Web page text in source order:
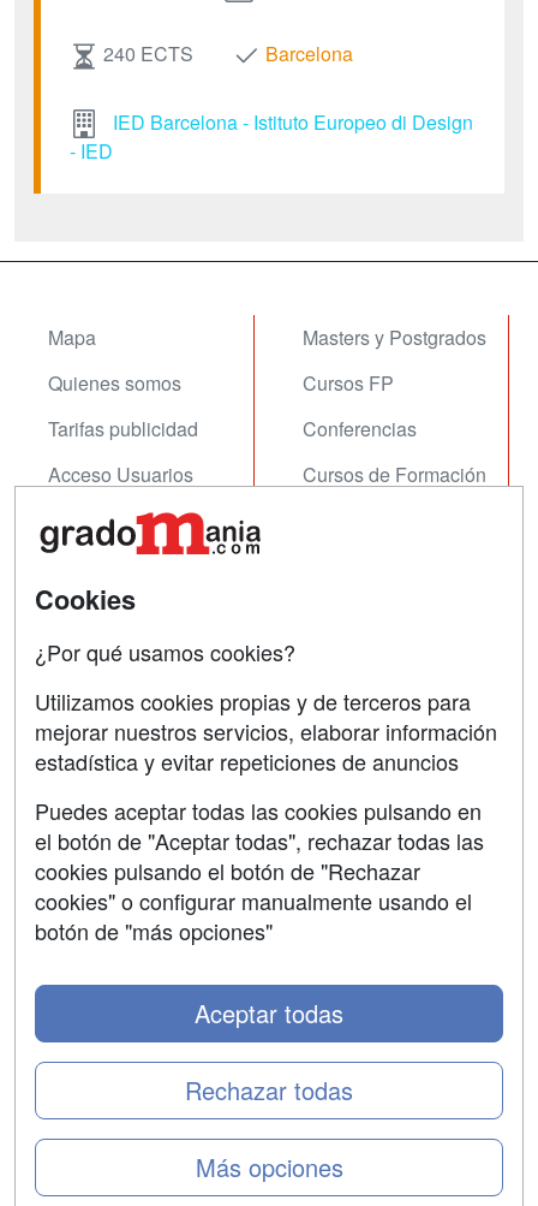
240 ECTS Barcelona
IED Barcelona - Istituto Europeo di Design
- IED
Mapa
Quienes somos
Tarifas publicidad
Acceso Usuarios
Acceso Centros
Masters y Postgrados
Cursos FP
Conferencias
Cursos de Formación
Contactar
Copyleft
Grupo formazion:
Copyright 2000-2026 Formazion Web, S.L. - Calle
Fermín Caballero, 62 - 28034 Madrid Tel: 91 533 70 78
Cookies
¿Por qué usamos cookies?
Utilizamos cookies propias y de terceros para
mejorar nuestros servicios, elaborar información
estadística y evitar repeticiones de anuncios
Puedes aceptar todas las cookies pulsando en
el botón de "Aceptar todas", rechazar todas las
cookies pulsando el botón de "Rechazar
cookies" o configurar manualmente usando el
botón de "más opciones"
Más opciones
Rechazar todas
Aceptar todas